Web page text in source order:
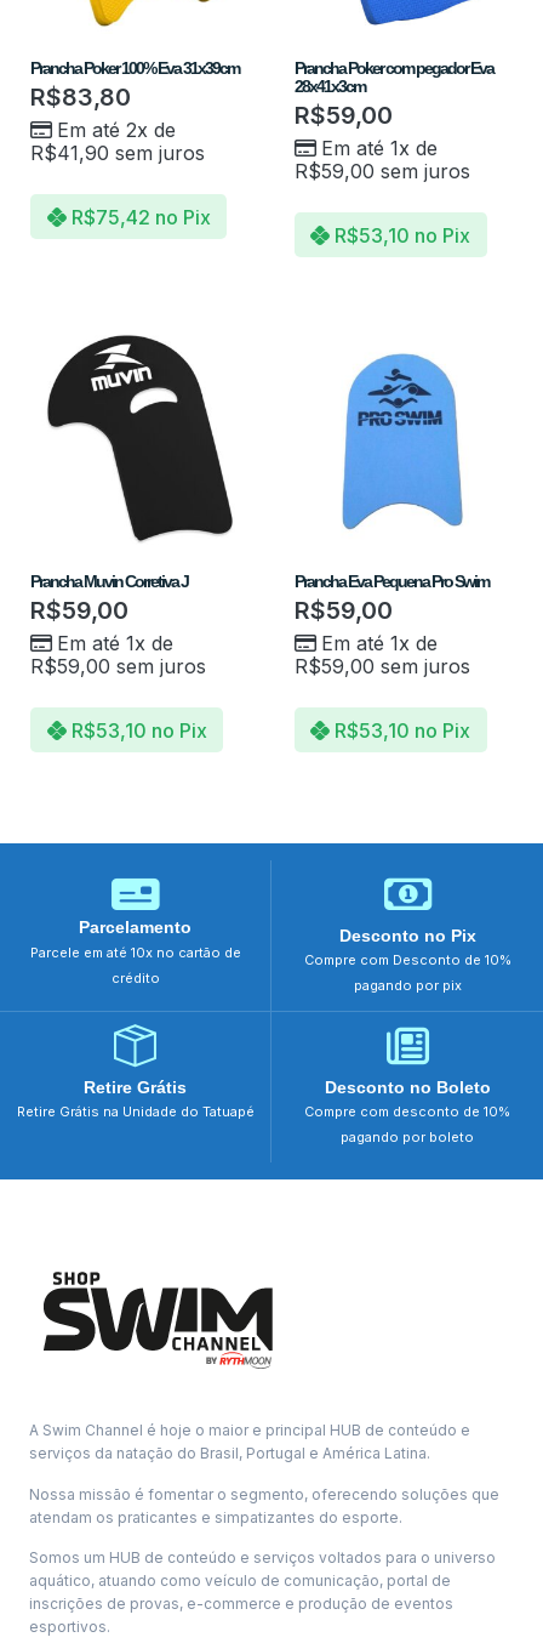
Prancha Poker 100% Eva 31x39cm
R$83,80
Em até 2x de
R$41,90 sem juros
R$75,42 no Pix
Prancha Poker com pegador Eva
28x41x3cm
R$59,00
Em até 1x de
R$59,00 sem juros
R$53,10 no Pix
Prancha Muvin Corretiva J
R$59,00
Em até 1x de
R$59,00 sem juros
R$53,10 no Pix
Prancha Eva Pequena Pro Swim
R$59,00
Em até 1x de
R$59,00 sem juros
R$53,10 no Pix
Parcelamento
Parcele em até 10x no cartão de
crédito
Desconto no Pix
Compre com Desconto de 10%
pagando por pix
Retire Grátis
Retire Grátis na Unidade do Tatuapé
Desconto no Boleto
Compre com desconto de 10%
pagando por boleto
A Swim Channel é hoje o maior e principal HUB de conteúdo e
serviços da natação do Brasil, Portugal e América Latina.
Nossa missão é fomentar o segmento, oferecendo soluções que
atendam os praticantes e simpatizantes do esporte.
Somos um HUB de conteúdo e serviços voltados para o universo
aquático, atuando como veículo de comunicação, portal de
inscrições de provas, e-commerce e produção de eventos
esportivos.